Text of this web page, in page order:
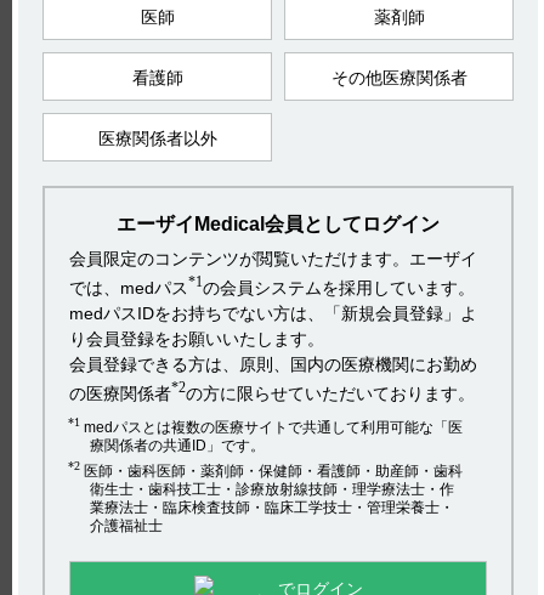
1）ケイツーシロップ0.2％電子添文2023年4月改訂（第2版）
2）ケイツーシロップ0.2％電子添文2023年4月改訂（第2版）
【更新年月】
2024年2月
カテゴリー：
ケイツー
シロップ
電子添文には、授乳婦への投与に関する注意事項は設定されて
いません。（引用1）
なお、ケイツーシロップの効能又は効果は以下の通りです。
医師 薬剤師
看護師 その他医療関係者
医療関係者以外
エーザイMedical会員としてログイン
会員限定のコンテンツが閲覧いただけます。エーザイ
では、medパス*1の会員システムを採用しています。
medパスIDをお持ちでない方は、「新規会員登録」よ
り会員登録をお願いいたします。
会員登録できる方は、原則、国内の医療機関にお勤め
の医療関係者*2の方に限らせていただいております。
*1 medパスとは複数の医療サイトで共通して利用可能な「医
療関係者の共通ID」です。
*2 医師・歯科医師・薬剤師・保健師・看護師・助産師・歯科
衛生士・歯科技工士・診療放射線技師・理学療法士・作
業療法士・臨床検査技師・臨床工学技士・管理栄養士・
介護福祉士
でログイン
エーザイ企業サイト
株主・投資家の皆さまへ
社会・環境活動
採用情報 プライバシーポリシー
ご利用について
Copyright(C) 2017 Eisai Co., Ltd. All rights reserved.